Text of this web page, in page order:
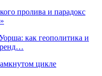
пролива и парадокс
как геополитика и
цикле